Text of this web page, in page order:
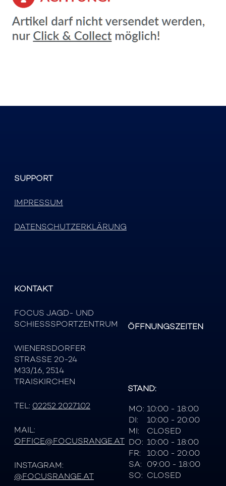
SUPPORT
IMPRESSUM
DATENSCHUTZERKLÄRUNG
KONTAKT
FOCUS JAGD- UND
SCHIESSSPORTZENTRUM
WIENERSDORFER
STRASSE 20-24
M33/16, 2514
TRAISKIRCHEN
TEL: 02252 2027102
MAIL:
OFFICE@FOCUSRANGE.AT
INSTAGRAM:
@FOCUSRANGE.AT
ÖFFNUNGSZEITEN
STAND:
MO: 10:00 - 18:00
DI:
10:00 - 20:00
MI:
CLOSED
DO: 10:00 - 18:00
FR:
10:00 - 20:00
SA: 09:00 - 18:00
SO: CLOSED